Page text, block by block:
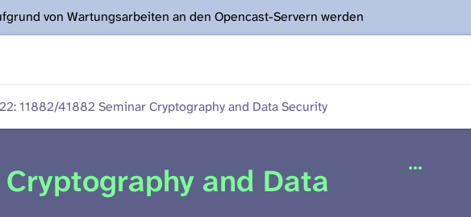
von Wartungsarbeiten an den Opencast-Servern werden
11882/41882 Seminar Cryptography and Data Security
and Data